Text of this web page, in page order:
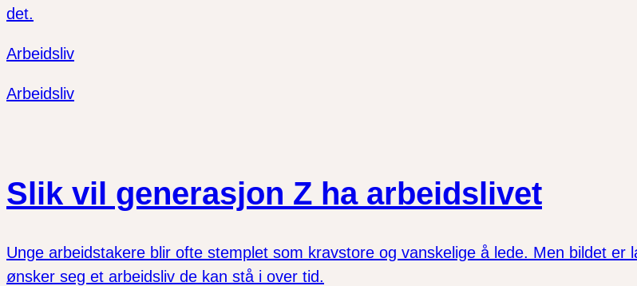
det.
Arbeidsliv
Arbeidsliv
Slik vil generasjon Z ha arbeidslivet
Unge arbeidstakere blir ofte stemplet som kravstore og vanskelige å lede. Men bildet
ønsker seg et arbeidsliv de kan stå i over tid.